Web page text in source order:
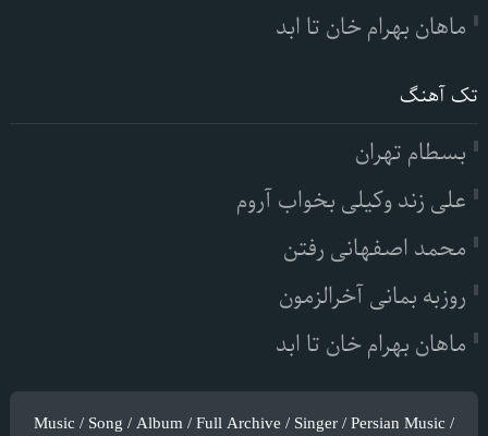
ماهان بهرام خان تا ابد
تک آهنگ
بسطام تهران
علی زند وکیلی بخواب آروم
محمد اصفهانی رفتن
روزبه بمانی آخرالزمون
ماهان بهرام خان تا ابد
Music / Song / Album / Full Archive / Singer / Persian Music /